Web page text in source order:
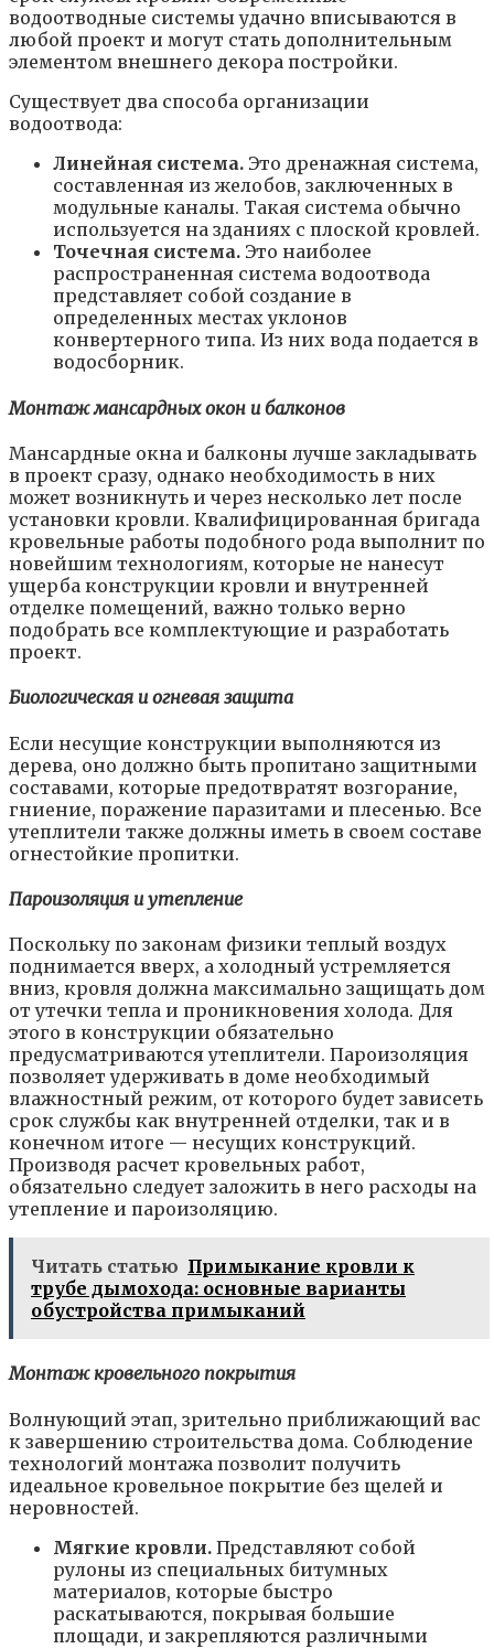
водоотводные системы удачно вписываются в
любой проект и могут стать дополнительным
элементом внешнего декора постройки.
Существует два способа организации
водоотвода:
Линейная система. Это дренажная система,
составленная из желобов, заключенных в
модульные каналы. Такая система обычно
используется на зданиях с плоской кровлей.
Точечная система. Это наиболее
распространенная система водоотвода
представляет собой создание в
определенных местах уклонов
конвертерного типа. Из них вода подается в
водосборник.
Монтаж мансардных окон и балконов
Мансардные окна и балконы лучше закладывать
в проект сразу, однако необходимость в них
может возникнуть и через несколько лет после
установки кровли. Квалифицированная бригада
кровельные работы подобного рода выполнит по
новейшим технологиям, которые не нанесут
ущерба конструкции кровли и внутренней
отделке помещений, важно только верно
подобрать все комплектующие и разработать
проект.
Биологическая и огневая защита
Если несущие конструкции выполняются из
дерева, оно должно быть пропитано защитными
составами, которые предотвратят возгорание,
гниение, поражение паразитами и плесенью. Все
утеплители также должны иметь в своем составе
огнестойкие пропитки.
Пароизоляция и утепление
Поскольку по законам физики теплый воздух
поднимается вверх, а холодный устремляется
вниз, кровля должна максимально защищать дом
от утечки тепла и проникновения холода. Для
этого в конструкции обязательно
предусматриваются утеплители. Пароизоляция
позволяет удерживать в доме необходимый
влажностный режим, от которого будет зависеть
срок службы как внутренней отделки, так и в
конечном итоге — несущих конструкций.
Производя расчет кровельных работ,
обязательно следует заложить в него расходы на
утепление и пароизоляцию.
Читать статью Примыкание кровли к
трубе дымохода: основные варианты
обустройства примыканий
Монтаж кровельного покрытия
Волнующий этап, зрительно приближающий вас
к завершению строительства дома. Соблюдение
технологий монтажа позволит получить
идеальное кровельное покрытие без щелей и
неровностей.
Мягкие кровли. Представляют собой
рулоны из специальных битумных
материалов, которые быстро
раскатываются, покрывая большие
площади, и закрепляются различными